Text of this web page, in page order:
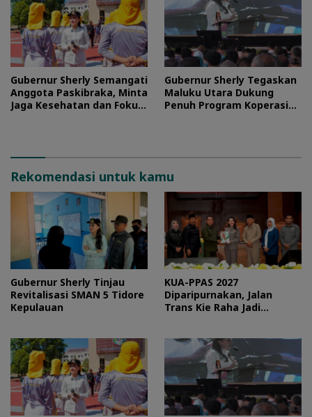
Gubernur Sherly Semangati
Anggota Paskibraka, Minta
Jaga Kesehatan dan Fokus
Gubernur Sherly Tegaskan
Maluku Utara Dukung
Penuh Program Koperasi
Rekomendasi untuk kamu
Gubernur Sherly Tinjau
Revitalisasi SMAN 5 Tidore
Kepulauan
KUA-PPAS 2027
Diparipurnakan, Jalan
Trans Kie Raha Jadi